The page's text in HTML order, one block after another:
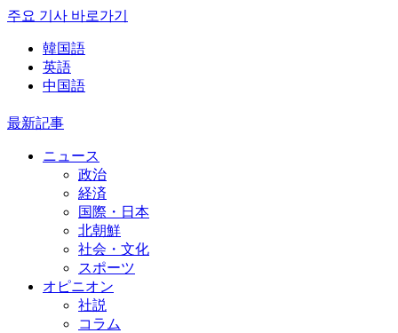
주요 기사 바로가기
韓国語
英語
中国語
最新記事
ニュース
政治
経済
国際・日本
北朝鮮
社会・文化
スポーツ
オピニオン
社説
コラム